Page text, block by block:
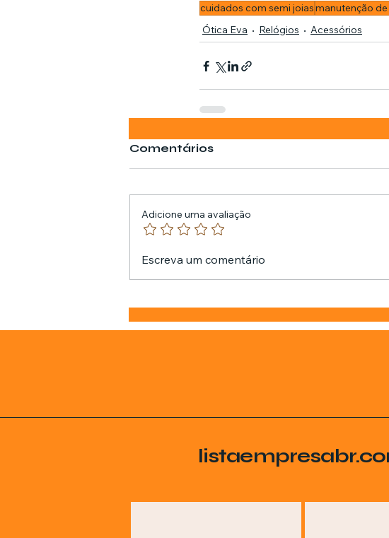
cuidados com semi joiasmanutenção
Ótica Eva
Relógios Acessórios
Comentários
Adicione uma avaliação
Escreva um comentário